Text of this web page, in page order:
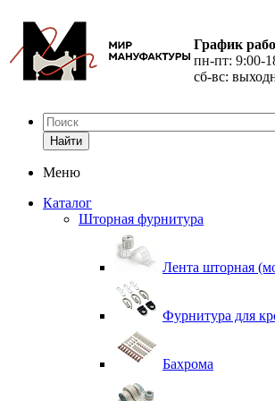
График
пн-пт: 9:00-
сб-вс:
Найти
Меню
Каталог
Шторная фурнитура
Лента шторная
Фурнитура для
Бахрома